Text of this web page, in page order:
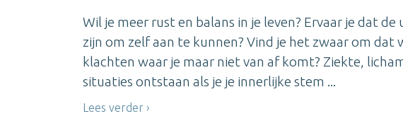
Wil je meer rust en balans in je leven? Ervaar je dat
zijn om zelf aan te kunnen? Vind je het zwaar om
klachten waar je maar niet van af komt? Ziekte,
situaties ontstaan als je je innerlijke stem ...
Lees verder